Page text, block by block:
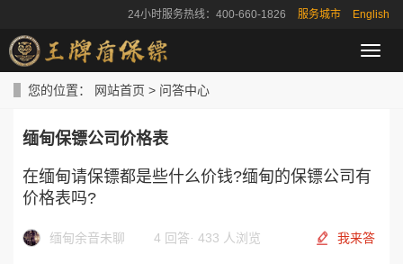
24小时服务热线：400-660-1826 服务城市 English
导
航
您的位置： 网站首页 > 问答中心
缅甸保镖公司价格表
在缅甸请保镖都是些什么价钱?缅甸的保镖公司有
价格表吗?
缅甸余音未聊 4 回答· 433 人浏览 我来答